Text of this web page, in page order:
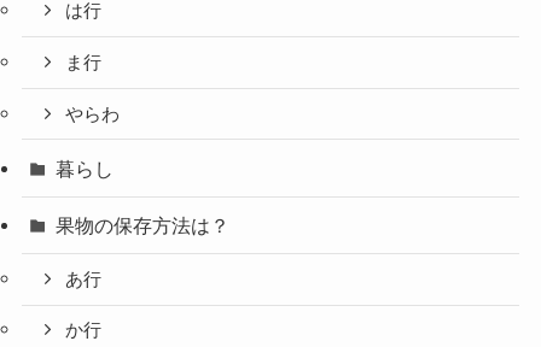
は行
ま行
やらわ
暮らし
果物の保存方法は？
あ行
か行